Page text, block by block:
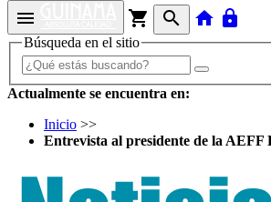
menu shopping_cart search home lock
Búsqueda en el sitio
Actualmente se encuentra en:
Inicio >>
Entrevista al presidente de la AEFF